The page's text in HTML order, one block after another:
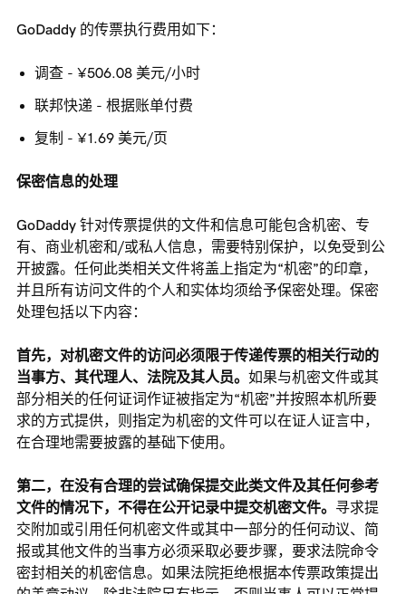
GoDaddy 的传票执行费用如下：
调查 - ¥506.08 美元/小时
联邦快递 - 根据账单付费
复制 - ¥1.69 美元/页
保密信息的处理
GoDaddy 针对传票提供的文件和信息可能包含机密、专
有、商业机密和/或私人信息，需要特别保护，以免受到公
开披露。任何此类相关文件将盖上指定为“机密”的印章，
并且所有访问文件的个人和实体均须给予保密处理。保密
处理包括以下内容：
首先，对机密文件的访问必须限于传递传票的相关行动的
当事方、其代理人、法院及其人员。 如果与机密文件或其
部分相关的任何证词作证被指定为“机密”并按照本机所要
求的方式提供，则指定为机密的文件可以在证人证言中，
在合理地需要披露的基础下使用。
第二，在没有合理的尝试确保提交此类文件及其任何参考
文件的情况下，不得在公开记录中提交机密文件。 寻求提
交附加或引用任何机密文件或其中一部分的任何动议、简
报或其他文件的当事方必须采取必要步骤，要求法院命令
密封相关的机密信息。如果法院拒绝根据本传票政策提出